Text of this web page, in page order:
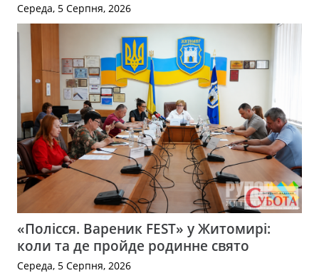
Середа, 5 Серпня, 2026
«Полісся. Вареник FEST» у Житомирі:
коли та де пройде родинне свято
Середа, 5 Серпня, 2026